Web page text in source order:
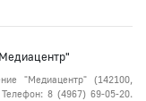
"Медиацентр" (142100,
8 (4967) 69-05-20.